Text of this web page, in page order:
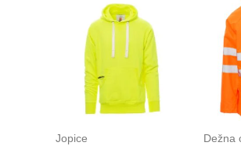
Jopice Dežna